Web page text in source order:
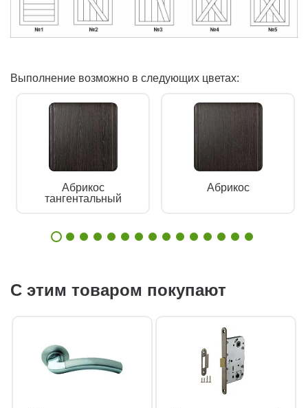
Выполнение возможно в следующих цветах:
Абрикос
тангентальный
Абрикос
С этим товаром покупают